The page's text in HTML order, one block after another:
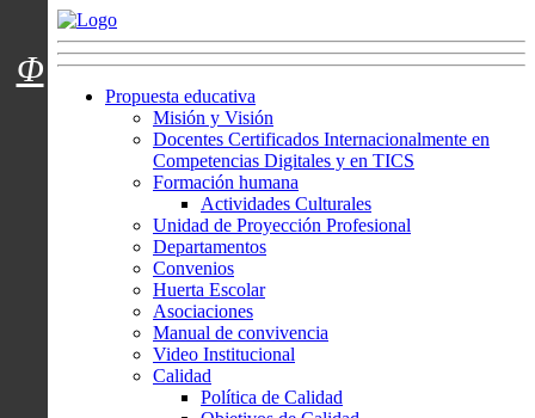
Menú usuarios
Propuesta educativa
Misión y Visión
Docentes Certificados Internacionalmente en
Competencias Digitales y en TICS
Formación humana
Actividades Culturales
Unidad de Proyección Profesional
Departamentos
Convenios
Huerta Escolar
Asociaciones
Manual de convivencia
Video Institucional
Calidad
Política de Calidad
Φ